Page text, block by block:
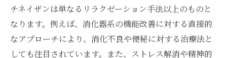
チネイザンは単なるリラクゼーション手法以上のものと
なります。例えば、消化器系の機能改善に対する直接的
なアプローチにより、消化不良や便秘に対する治療法と
しても注目されています。また、ストレス解消や精神的